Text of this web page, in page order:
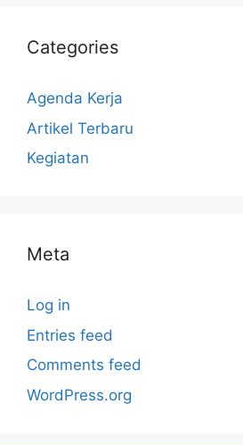
Categories
Agenda Kerja
Artikel Terbaru
Kegiatan
Meta
Log in
Entries feed
Comments feed
WordPress.org